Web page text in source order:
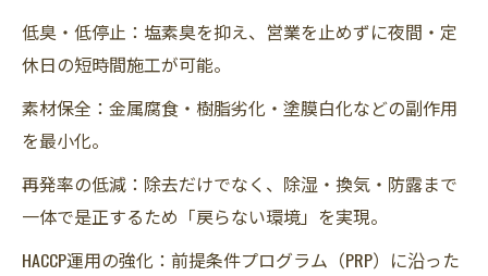
低臭・低停止：塩素臭を抑え、営業を止めずに夜間・定
休日の短時間施工が可能。
素材保全：金属腐食・樹脂劣化・塗膜白化などの副作用
を最小化。
再発率の低減：除去だけでなく、除湿・換気・防露まで
一体で是正するため「戻らない環境」を実現。
HACCP運用の強化：前提条件プログラム（PRP）に沿った